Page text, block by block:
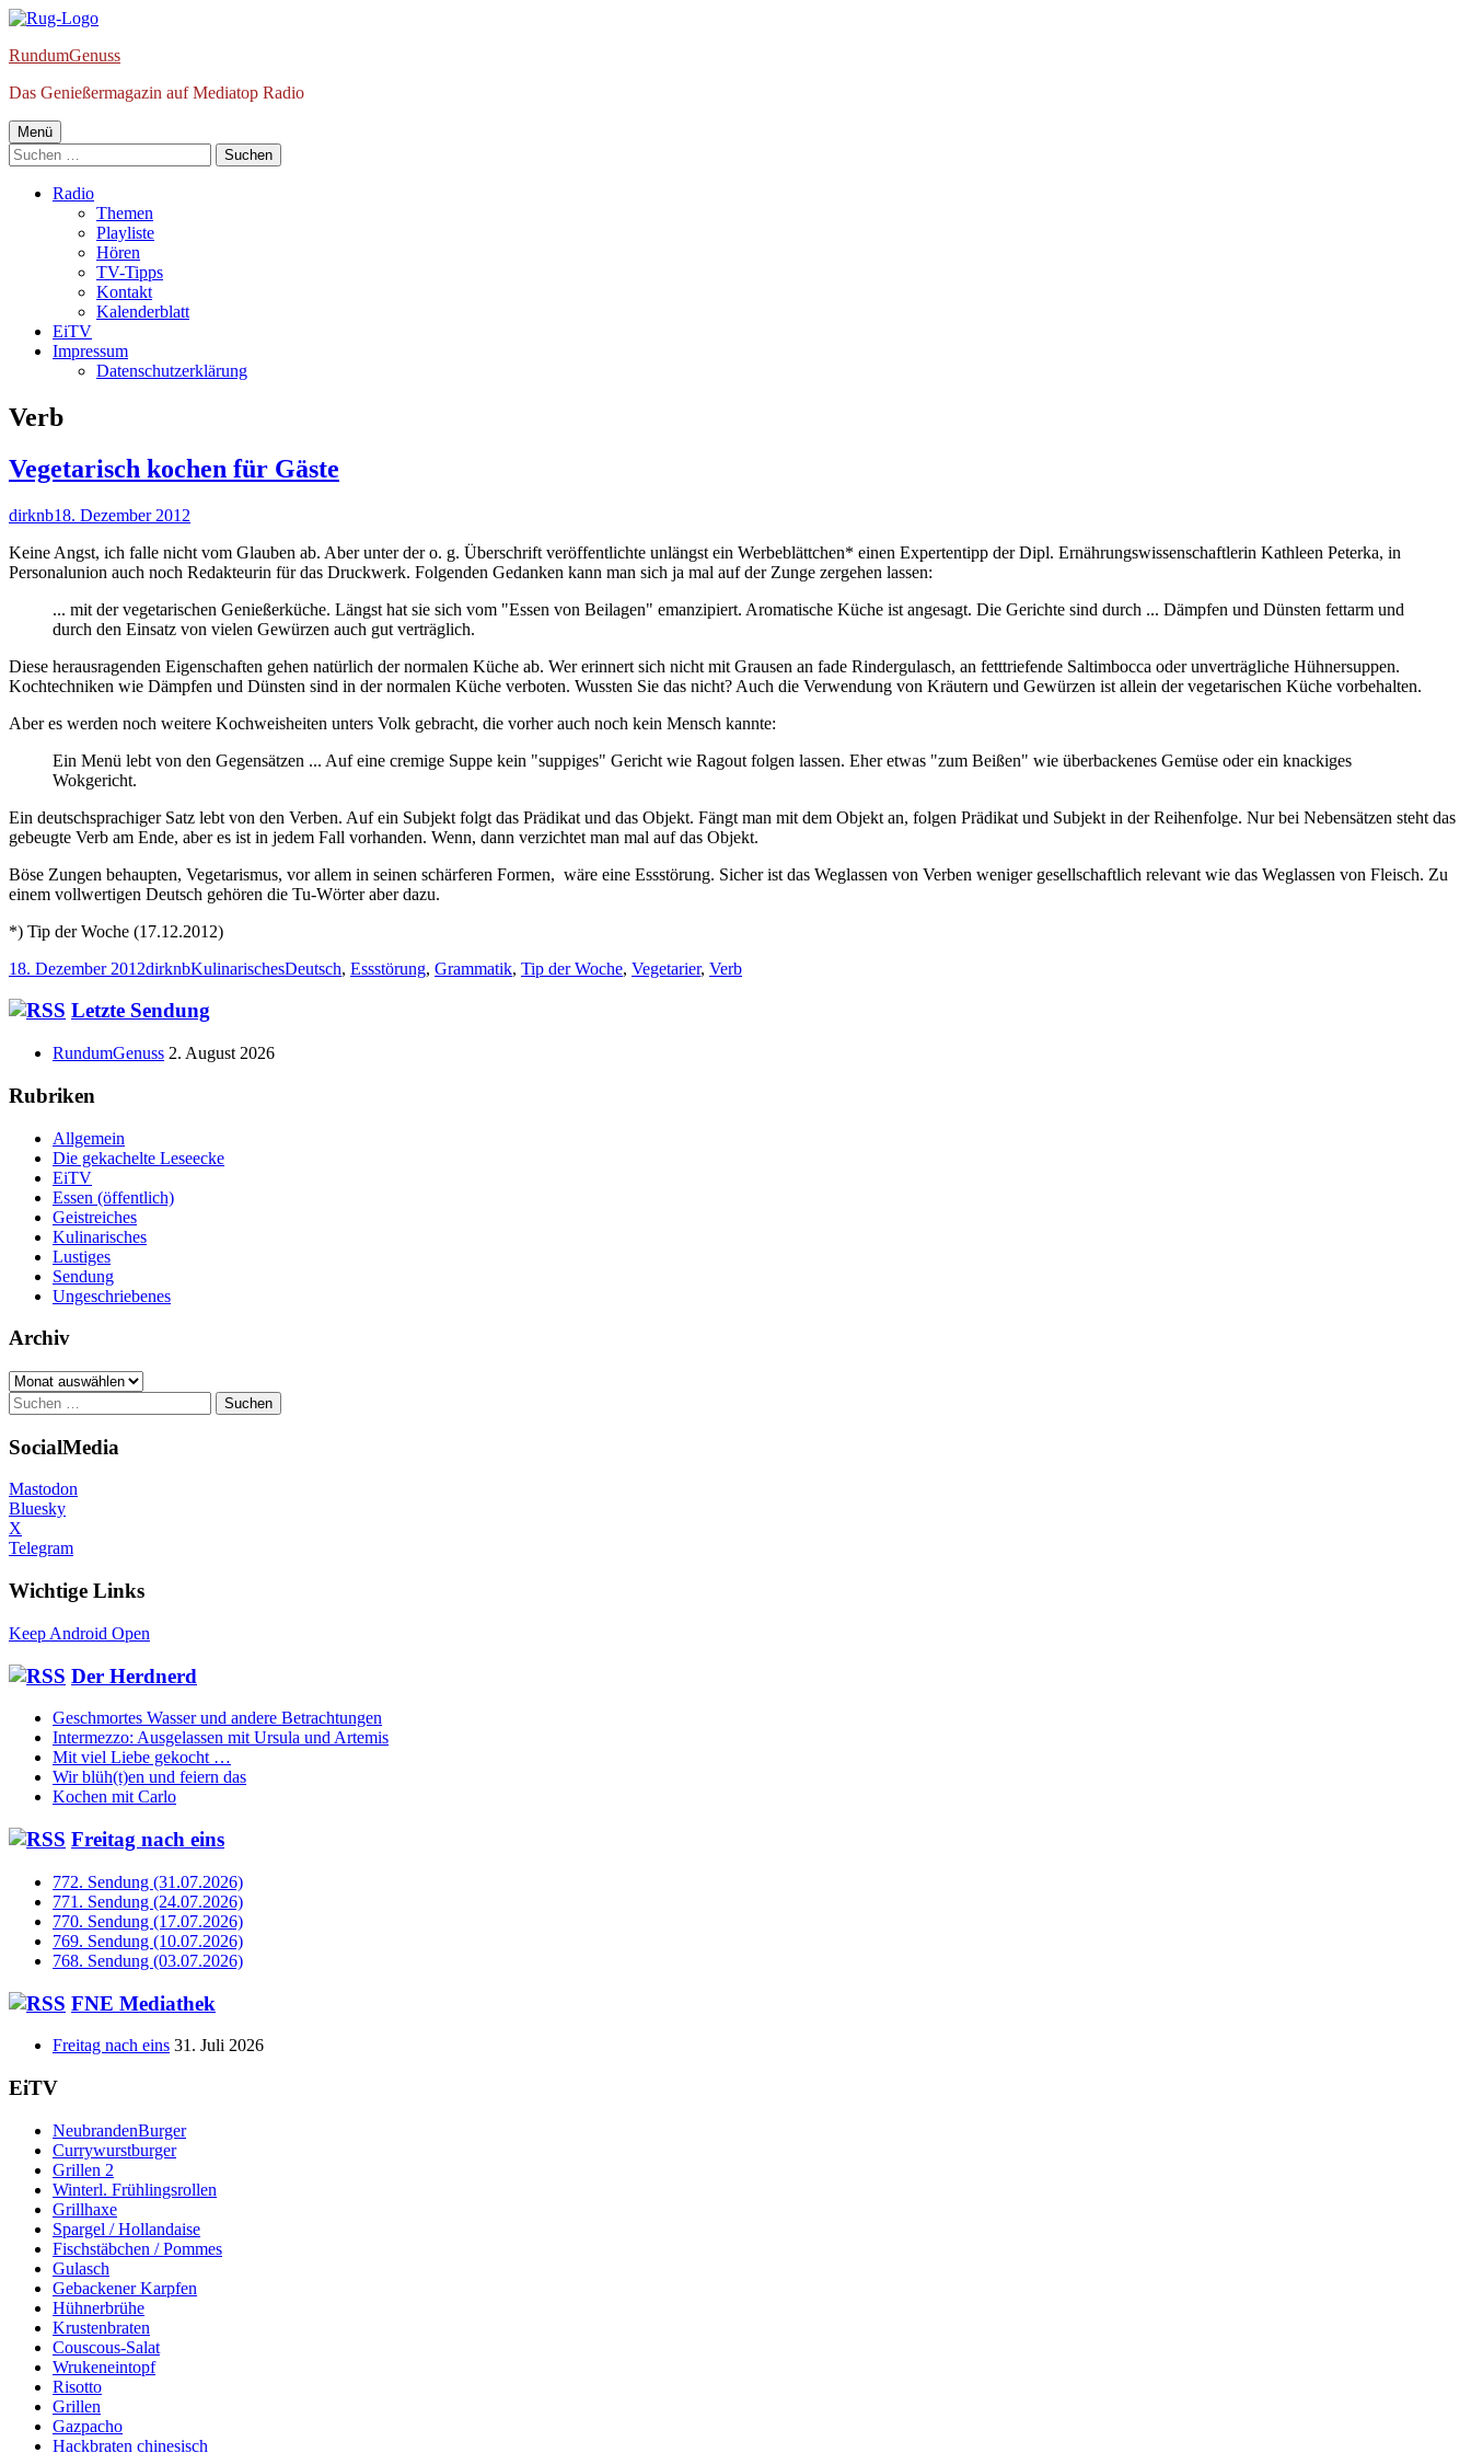
Springe
Inhalt
RundumGenuss
Das Genießermagazin auf Mediatop Radio
Primäres
Menü
Menü
Suchen
nach:
Radio
Themen
Playliste
Hören
TV-Tipps
Kontakt
Kalenderblatt
EiTV
Impressum
Datenschutzerklärung
Schlagwort:
Verb
Vegetarisch kochen für Gäste
Autor
dirknbVeröffentlicht
18. Dezember 2012
Keine Angst, ich falle nicht vom Glauben ab. Aber unter der o. g. Überschrift veröffentlichte unlängst ein Werbeblättchen* einen Expertentipp der Dipl. Ernährungswissenschaftlerin Kathleen Peterka, in
Personalunion auch noch Redakteurin für das Druckwerk. Folgenden Gedanken kann man sich ja mal auf der Zunge zergehen lassen:
... mit der vegetarischen Genießerküche. Längst hat sie sich vom "Essen von Beilagen" emanzipiert. Aromatische Küche ist angesagt. Die Gerichte sind durch ... Dämpfen und Dünsten fettarm und
durch den Einsatz von vielen Gewürzen auch gut verträglich.
Diese herausragenden Eigenschaften gehen natürlich der normalen Küche ab. Wer erinnert sich nicht mit Grausen an fade Rindergulasch, an fetttriefende Saltimbocca oder unverträgliche Hühnersuppen.
Kochtechniken wie Dämpfen und Dünsten sind in der normalen Küche verboten. Wussten Sie das nicht? Auch die Verwendung von Kräutern und Gewürzen ist allein der vegetarischen Küche vorbehalten.
Aber es werden noch weitere Kochweisheiten unters Volk gebracht, die vorher auch noch kein Mensch kannte:
Ein Menü lebt von den Gegensätzen ... Auf eine cremige Suppe kein "suppiges" Gericht wie Ragout folgen lassen. Eher etwas "zum Beißen" wie überbackenes Gemüse oder ein knackiges
Wokgericht.
Ein deutschsprachiger Satz lebt von den Verben. Auf ein Subjekt folgt das Prädikat und das Objekt. Fängt man mit dem Objekt an, folgen Prädikat und Subjekt in der Reihenfolge. Nur bei Nebensätzen steht das
gebeugte Verb am Ende, aber es ist in jedem Fall vorhanden. Wenn, dann verzichtet man mal auf das Objekt.
Böse Zungen behaupten, Vegetarismus, vor allem in seinen schärferen Formen, wäre eine Essstörung. Sicher ist das Weglassen von Verben weniger gesellschaftlich relevant wie das Weglassen von Fleisch. Zu
einem vollwertigen Deutsch gehören die Tu-Wörter aber dazu.
*) Tip der Woche (17.12.2012)
Veröffentlicht
18. Dezember 2012Autor
dirknbKategorien
KulinarischesSchlagwörter
Deutsch, Essstörung, Grammatik, Tip der Woche, Vegetarier, Verb
Haupt-
Seitenleiste
Letzte Sendung
RundumGenuss 2. August 2026
Rubriken
Allgemein
Die gekachelte Leseecke
EiTV
Essen (öffentlich)
Geistreiches
Kulinarisches
Lustiges
Sendung
Ungeschriebenes
Archiv
Archiv
Suchen
nach:
SocialMedia
Mastodon
Bluesky
X
Telegram
Wichtige Links
Keep Android Open
Der Herdnerd
Geschmortes Wasser und andere Betrachtungen
Intermezzo: Ausgelassen mit Ursula und Artemis
Mit viel Liebe gekocht …
Wir blüh(t)en und feiern das
Kochen mit Carlo
Freitag nach eins
772. Sendung (31.07.2026)
771. Sendung (24.07.2026)
770. Sendung (17.07.2026)
769. Sendung (10.07.2026)
768. Sendung (03.07.2026)
FNE Mediathek
Freitag nach eins 31. Juli 2026
EiTV
NeubrandenBurger
Currywurstburger
Grillen 2
Winterl. Frühlingsrollen
Grillhaxe
Spargel / Hollandaise
Fischstäbchen / Pommes
Gulasch
Gebackener Karpfen
Hühnerbrühe
Krustenbraten
Couscous-Salat
Wrukeneintopf
Risotto
Grillen
Gazpacho
Hackbraten chinesisch